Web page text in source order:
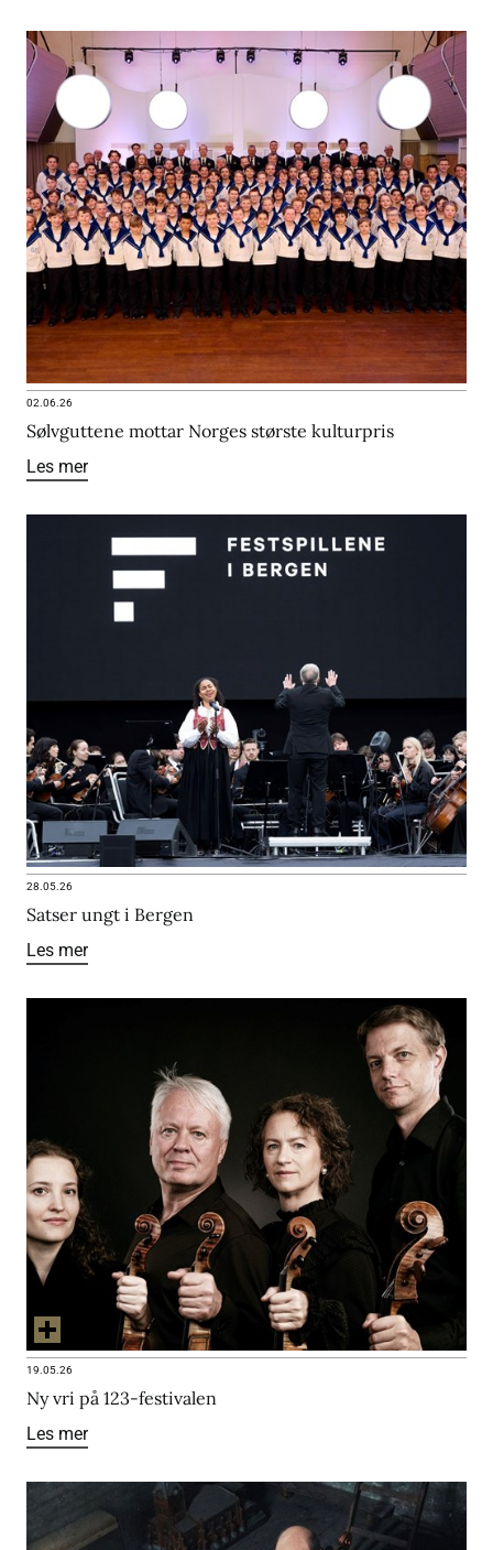
02.06.26
Sølvguttene mottar Norges største kulturpris
Les mer
28.05.26
Satser ungt i Bergen
Les mer
19.05.26
Ny vri på 123-festivalen
Les mer